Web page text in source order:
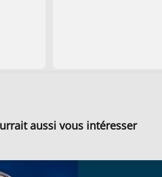
aussi vous intéresser